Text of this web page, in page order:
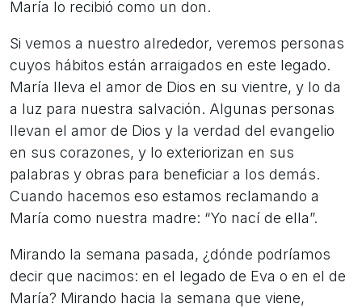
María lo recibió como un don.
Si vemos a nuestro alrededor, veremos personas
cuyos hábitos están arraigados en este legado.
María lleva el amor de Dios en su vientre, y lo da
a luz para nuestra salvación. Algunas personas
llevan el amor de Dios y la verdad del evangelio
en sus corazones, y lo exteriorizan en sus
palabras y obras para beneficiar a los demás.
Cuando hacemos eso estamos reclamando a
María como nuestra madre: “Yo nací de ella”.
Mirando la semana pasada, ¿dónde podríamos
decir que nacimos: en el legado de Eva o en el de
María? Mirando hacia la semana que viene,